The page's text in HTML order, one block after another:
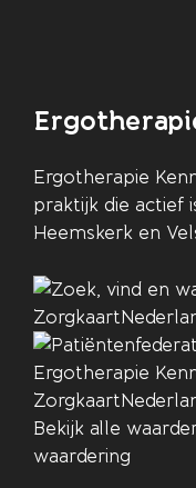
Ergotherapie
praktijk die actief
Heemskerk en
Ergotherapie
Bekijk alle
waardering